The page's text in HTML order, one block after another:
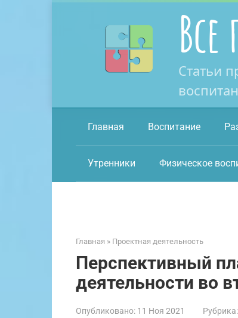
Статьи
Главная Воспитание
Утренники Физическое
Главная » Проектная деятельность
Перспективный
деятельности во
Опубликовано: 11 Ноя 2021 Рубрика: